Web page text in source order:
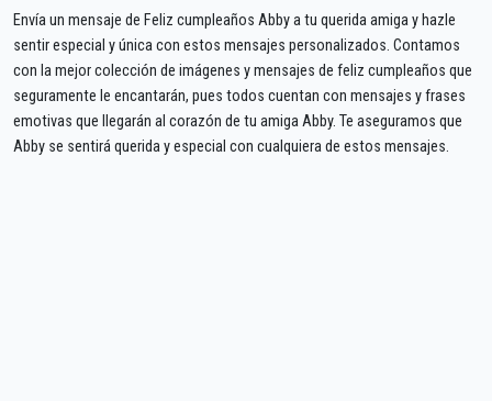
Envía un mensaje de Feliz cumpleaños Abby a tu querida amiga y hazle
sentir especial y única con estos mensajes personalizados. Contamos
con la mejor colección de imágenes y mensajes de feliz cumpleaños que
seguramente le encantarán, pues todos cuentan con mensajes y frases
emotivas que llegarán al corazón de tu amiga Abby. Te aseguramos que
Abby se sentirá querida y especial con cualquiera de estos mensajes.